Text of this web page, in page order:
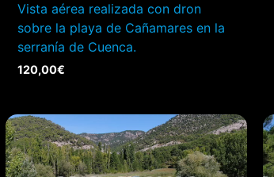
Vista aérea realizada con dron
sobre la playa de Cañamares en la
serranía de Cuenca.
120,00€